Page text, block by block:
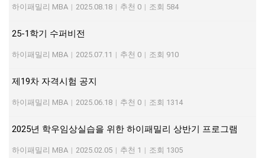
하이패밀리 MBA | 2025.08.18 | 추천 0 | 조회 584
25-1학기 수퍼비전
하이패밀리 MBA | 2025.07.11 | 추천 0 | 조회 910
제19차 자격시험 공지
하이패밀리 MBA | 2025.06.18 | 추천 0 | 조회 1314
2025년 학우임상실습을 위한 하이패밀리 상반기 프로그램
하이패밀리 MBA | 2025.02.05 | 추천 1 | 조회 1305